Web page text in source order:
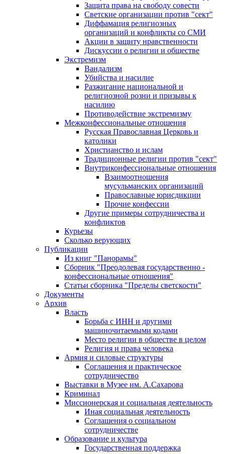
Защита права на свободу совести
Светские организации против "сект"
Диффамация религиозных
организаций и конфликты со СМИ
Акции в защиту нравственности
Дискуссии о религии и обществе
Экстремизм
Вандализм
Убийства и насилие
Разжигание национальной и
религиозной розни и призывы к
насилию
Противодействие экстремизму
Межконфессиональные отношения
Русская Православная Церковь и
католики
Христианство и ислам
Традиционные религии против "сект"
Внутриконфессиональные отношения
Взаимоотношения
мусульманских организаций
Православные юрисдикции
Прочие конфессии
Другие примеры сотрудничества и
конфликтов
Курьезы
Сколько верующих
Публикации
Из книг "Панорамы"
Сборник "Преодолевая государственно -
конфессиональные отношения"
Статьи сборника "Пределы светскости"
Документы
Архив
Власть
Борьба с ИНН и другими
машиночитаемыми кодами
Место религии в обществе в целом
Религия и права человека
Армия и силовые структуры
Соглашения и практическое
сотрудничество
Выставки в Музее им. А.Сахарова
Криминал
Миссионерская и социальная деятельность
Иная социальная деятельность
Соглашения о социальном
сотрудничестве
Образование и культура
Государственная поддержка